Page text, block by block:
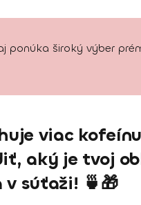
široký výber
viac
aký je tvoj
súťaži! 🍵🎁